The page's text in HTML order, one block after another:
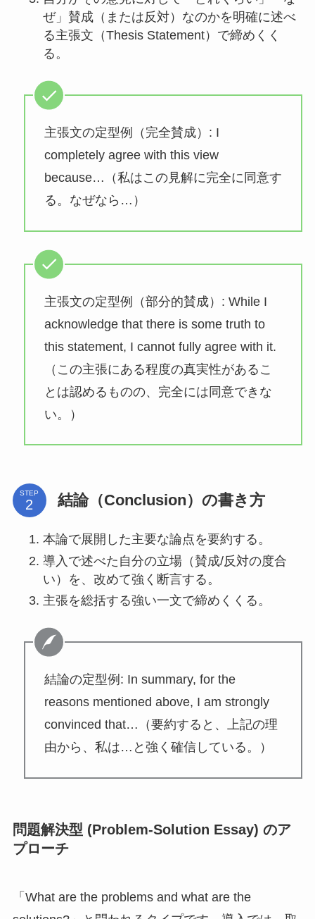
ぜ」賛成（または反対）なのかを明確に述べ
る主張文（Thesis Statement）で締めくく
る。
主張文の定型例（完全賛成）: I
completely agree with this view
because…（私はこの見解に完全に同意す
る。なぜなら…）
主張文の定型例（部分的賛成）: While I
acknowledge that there is some truth to
this statement, I cannot fully agree with it.
（この主張にある程度の真実性があるこ
とは認めるものの、完全には同意できな
い。）
STEP 結論（Conclusion）の書き方
本論で展開した主要な論点を要約する。
導入で述べた自分の立場（賛成/反対の度合
い）を、改めて強く断言する。
主張を総括する強い一文で締めくくる。
結論の定型例: In summary, for the
reasons mentioned above, I am strongly
convinced that…（要約すると、上記の理
由から、私は…と強く確信している。）
問題解決型 (Problem-Solution Essay) のア
プローチ
「What are the problems and what are the